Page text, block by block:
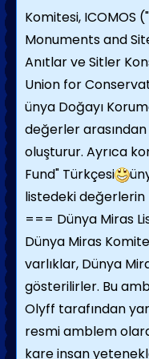
Komitesi, ICOMOS
Monuments and
Anıtlar ve Sitler
Union for
ünya Doğayı
değerler
oluşturur. Ayrıca
Fund" Türkçesi
listedeki değerlerin
=== Dünya Miras
Dünya Miras
varlıklar, Dünya
gösterilirler. Bu
Olyff tarafından
resmi amblem
kare insan